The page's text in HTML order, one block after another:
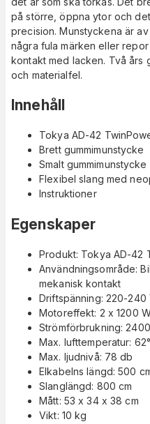
på större, öppna ytor och
precision. Munstyckena är
några fula märken eller
kontakt med lacken. Två års
och materialfel.
Innehåll
Tokya AD-42
Brett gummimunstycke
Smalt gummimunstycke
Flexibel slang med
Instruktioner
Egenskaper
Produkt: Tokya AD-42
Användningsområde:
mekanisk kontakt
Driftspänning: 220-240
Motoreffekt: 2 x 1200
Strömförbrukning:
Max. lufttemperatur:
Max. ljudnivå: 78 db
Elkabelns längd: 500
Slanglängd: 800 cm
Mått: 53 x 34 x 38 cm
Vikt: 10 kg